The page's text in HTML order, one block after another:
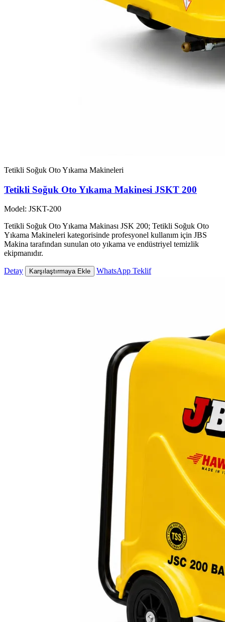
Tetikli Soğuk Oto Yıkama Makineleri
Tetikli Soğuk Oto Yıkama Makinesi JSKT 200
Model: JSKT-200
Tetikli Soğuk Oto Yıkama Makinası JSK 200; Tetikli Soğuk Oto
Yıkama Makineleri kategorisinde profesyonel kullanım için JBS
Makina tarafından sunulan oto yıkama ve endüstriyel temizlik
ekipmanıdır.
Detay Karşılaştırmaya Ekle WhatsApp Teklif